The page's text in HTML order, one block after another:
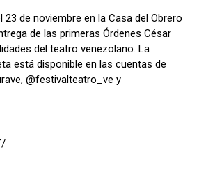
23 de noviembre en la Casa del Obrero
de las primeras Órdenes César
del teatro venezolano. La
está disponible en las cuentas de
@festivalteatro_ve y